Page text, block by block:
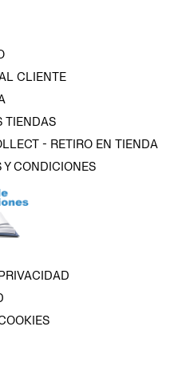
CLIENTE
TIENDAS
- RETIRO EN TIENDA
Y CONDICIONES